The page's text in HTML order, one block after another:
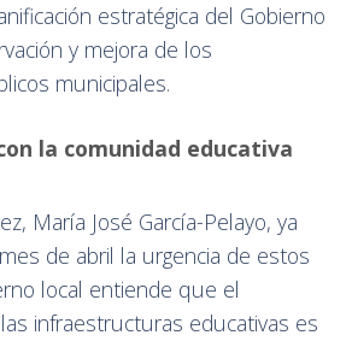
estratégica del Gobierno
y mejora de los
municipales.
la comunidad educativa
María José García-Pelayo, ya
de abril la urgencia de estos
local entiende que el
infraestructuras educativas es